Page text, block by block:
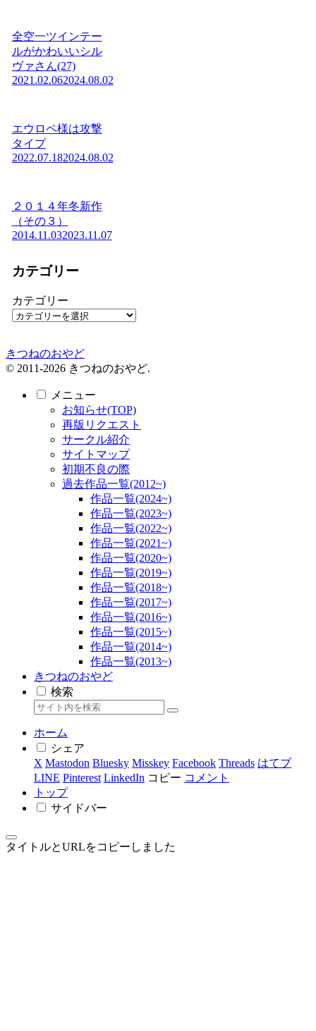
全空一ツインテー
ルがかわいいシル
ヴァさん(27)
2021.02.062024.08.02
エウロペ様は攻撃
タイプ
2022.07.182024.08.02
２０１４年冬新作
（その３）
2014.11.032023.11.07
カテゴリー
カテゴリー
きつねのおやど
© 2011-2026 きつねのおやど.
メニュー
お知らせ(TOP)
再版リクエスト
サークル紹介
サイトマップ
初期不良の際
過去作品一覧(2012~)
作品一覧(2024~)
作品一覧(2023~)
作品一覧(2022~)
作品一覧(2021~)
作品一覧(2020~)
作品一覧(2019~)
作品一覧(2018~)
作品一覧(2017~)
作品一覧(2016~)
作品一覧(2015~)
作品一覧(2014~)
作品一覧(2013~)
きつねのおやど
検索
ホーム
シェア
X Mastodon Bluesky Misskey Facebook Threads はてブ
LINE Pinterest LinkedIn コピー コメント
トップ
サイドバー
タイトルとURLをコピーしました